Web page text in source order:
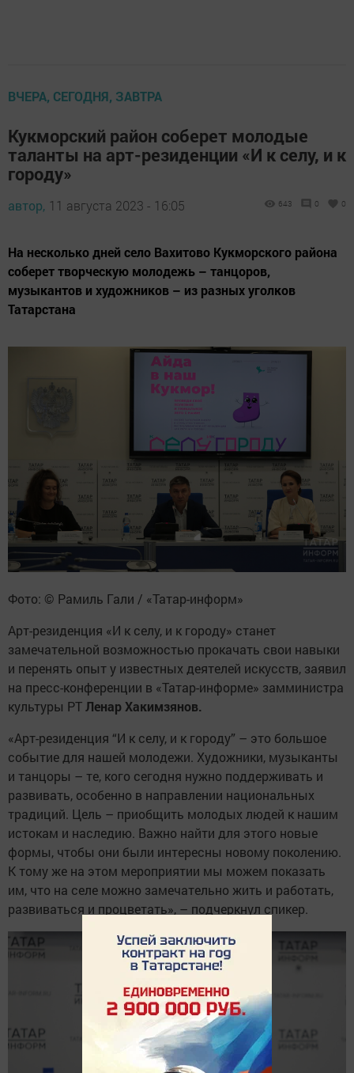
ВЧЕРА, СЕГОДНЯ, ЗАВТРА
Кукморский район соберет молодые
таланты на арт-резиденции «И к селу, и к
городу»
автор, 11 августа 2023 - 16:05 643 0 0
На несколько дней село Вахитово Кукморского района
соберет творческую молодежь – танцоров,
музыкантов и художников – из разных уголков
Татарстана
Фото: © Рамиль Гали / «Татар-информ»
Арт-резиденция «И к селу, и к городу» станет
замечательной возможностью прокачать свои навыки
и перенять опыт у известных деятелей искусств, заявил
на пресс-конференции в «Татар-информе» замминистра
культуры РТЛенар Хакимзянов.
«Арт-резиденция “И к селу, и к городу” – это большое
событие для нашей молодежи. Художники, музыканты
и танцоры – те, кого сегодня нужно поддерживать и
развивать, особенно в направлении национальных
традиций. Цель – приобщить молодых людей к нашим
истокам и наследию. Важно найти для этого новые
формы, чтобы они были интересны новому поколению.
К тому же на этом мероприятии мы можем показать
им, что на селе можно замечательно жить и работать,
развиваться и процветать», – подчеркнул спикер.